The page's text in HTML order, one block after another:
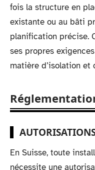
fois la structure en
existante ou au bâti
planification précise.
ses propres
matière d’isolation et
En Suisse, toute
nécessite une